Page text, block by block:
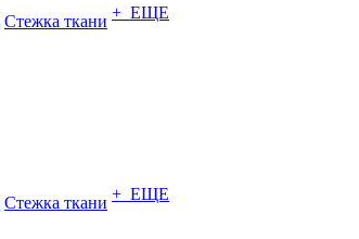
Стежка ткани + ЕЩЕ
Стежка ткани + ЕЩЕ